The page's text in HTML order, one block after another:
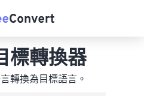
標轉換器
轉換為目標語言。